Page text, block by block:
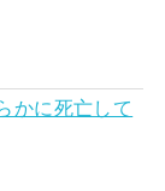
かに死亡して